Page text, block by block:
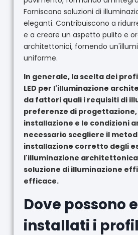
Forniscono soluzioni di
eleganti. Contribuiscono a
e a creare un aspetto pulito e
architettonici, fornendo
uniforme.
In generale, la scelta dei
LED per l'illuminazione
da fattori quali i requisiti di
preferenze di progettazione,
installazione e le condizioni
necessario scegliere il
installazione corretto degli
l'illuminazione
soluzione di illuminazione
efficace.
Dove possono
installati i